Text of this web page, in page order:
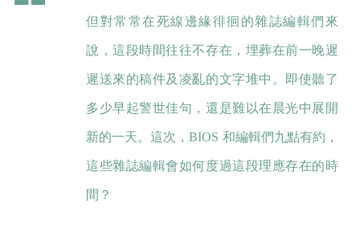
但對常常在死線邊緣徘徊的雜誌編輯們來
說，這段時間往往不存在，埋葬在前一晚遲
遲送來的稿件及凌亂的文字堆中。即使聽了
多少早起警世佳句，還是難以在晨光中展開
新的一天。這次，BIOS 和編輯們九點有約，
這些雜誌編輯會如何度過這段理應存在的時
間？